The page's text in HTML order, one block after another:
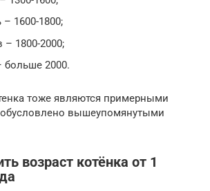
– 1600-1800;
– 1800-2000;
больше 2000.
тоже являются примерными
вышеупомянутыми
возраст котёнка от 1